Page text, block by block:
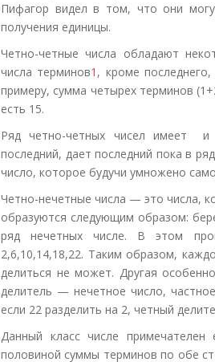
Пифагор видел в том, что они
получения единицы.
Четно-четные числа обладают
числа терминов1 , кроме
примеру, сумма четырех терминов
есть 15.
Ряд четно-четных чисел имеет и
последний, дает последний пока в
число, которое будучи умножено
Четно-нечетные числа — это числа,
образуются следующим образом:
ряд нечетных числе. В этом
2,6,10,14,18,22. Таким образом,
делиться не может. Другая
делитель — нечетное число,
если 22 разделить на 2, четный
Данный класс числе
половиной суммы терминов по обе